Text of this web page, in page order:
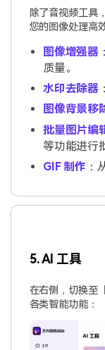
除了音视频工具
您的图像处理高
图像增强器
质量。
水印去除器
图像背景移
批量图片编
等功能进行
GIF 制作 ：
5. AI 工具
在右侧，切换至
各类智能功能：